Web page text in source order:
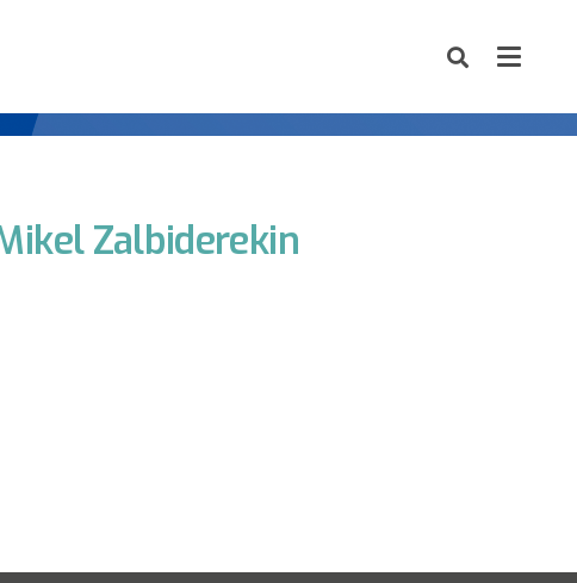
Zalbiderekin